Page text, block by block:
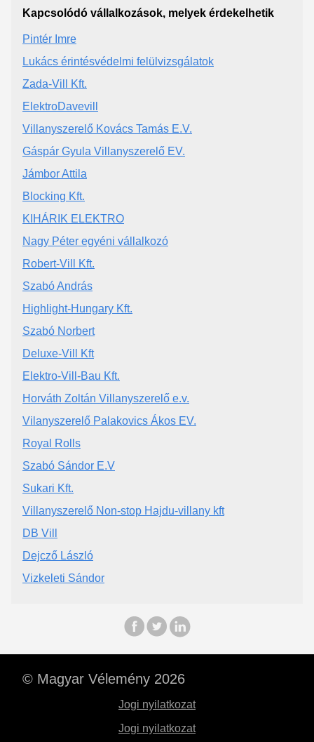
Kapcsolódó vállalkozások, melyek érdekelhetik
Pintér Imre
Lukács érintésvédelmi felülvizsgálatok
Zada-Vill Kft.
ElektroDavevill
Villanyszerelő Kovács Tamás E.V.
Gáspár Gyula Villanyszerelő EV.
Jámbor Attila
Blocking Kft.
KIHÁRIK ELEKTRO
Nagy Péter egyéni vállalkozó
Robert-Vill Kft.
Szabó András
Highlight-Hungary Kft.
Szabó Norbert
Deluxe-Vill Kft
Elektro-Vill-Bau Kft.
Horváth Zoltán Villanyszerelő e.v.
Vilanyszerelő Palakovics Ákos EV.
Royal Rolls
Szabó Sándor E.V
Sukari Kft.
Villanyszerelő Non-stop Hajdu-villany kft
DB Vill
Dejcző László
Vizkeleti Sándor
© Magyar Vélemény 2026
Jogi nyilatkozat
Jogi nyilatkozat